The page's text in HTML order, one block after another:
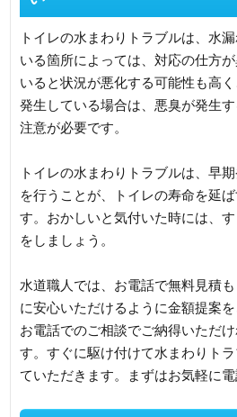
トイレの水まわりトラブルは、水
いる箇所によっては、対応の仕方
いると状況が悪化する可能性も高
発生している場合は、悪臭が発生す
注意が必要です。
トイレの水まわりトラブルは、早
を行うことが、トイレの寿命を延
す。おかしいと気付いた時には、
をしましょう。
水道職人では、お電話で無料見積
に安心いただけるように金額提案を
お電話でのご相談でご納得いただ
す。すぐに駆け付けて水まわりト
ていただきます。まずはお気軽に電